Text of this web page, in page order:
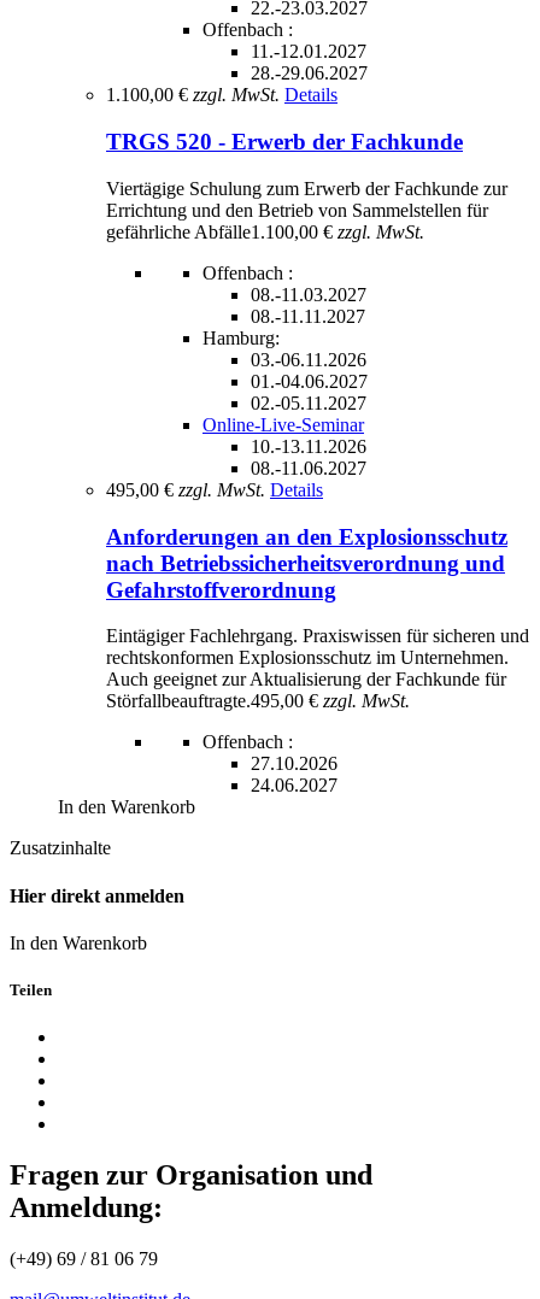
22.-23.03.2027
Offenbach :
11.-12.01.2027
28.-29.06.2027
1.100,00 € zzgl. MwSt. Details
TRGS 520 - Erwerb der Fachkunde
Viertägige Schulung zum Erwerb der Fachkunde zur
Errichtung und den Betrieb von Sammelstellen für
gefährliche Abfälle1.100,00 € zzgl. MwSt.
Offenbach :
08.-11.03.2027
08.-11.11.2027
Hamburg:
03.-06.11.2026
01.-04.06.2027
02.-05.11.2027
Online-Live-Seminar
10.-13.11.2026
08.-11.06.2027
495,00 € zzgl. MwSt. Details
Anforderungen an den Explosionsschutz
nach Betriebssicherheitsverordnung und
Gefahrstoffverordnung
Eintägiger Fachlehrgang. Praxiswissen für sicheren und
rechtskonformen Explosionsschutz im Unternehmen.
Auch geeignet zur Aktualisierung der Fachkunde für
Störfallbeauftragte.495,00 € zzgl. MwSt.
Offenbach :
27.10.2026
24.06.2027
In den Warenkorb
Zusatzinhalte
Hier direkt anmelden
In den Warenkorb
Teilen
Fragen zur Organisation und
Anmeldung:
(+49) 69 / 81 06 79